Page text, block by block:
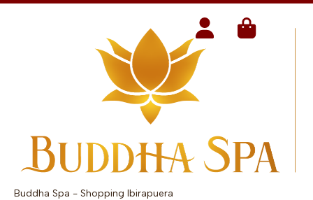
Buddha Spa - Shopping Ibirapuera